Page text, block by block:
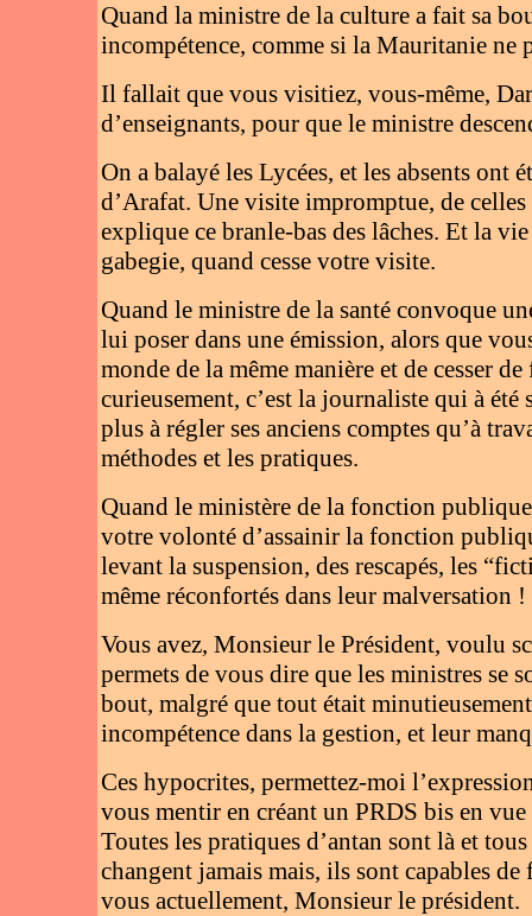
Quand la ministre de la culture a fait sa
incompétence, comme si la Mauritanie ne
Il fallait que vous visitiez, vous-même,
d’enseignants, pour que le ministre
On a balayé les Lycées, et les absents ont
d’Arafat. Une visite impromptue, de
explique ce branle-bas des lâches. Et la
gabegie, quand cesse votre visite.
Quand le ministre de la santé convoque
lui poser dans une émission, alors que
monde de la même manière et de cesser
curieusement, c’est la journaliste qui à
plus à régler ses anciens comptes qu’à
méthodes et les pratiques.
Quand le ministère de la fonction
votre volonté d’assainir la fonction
levant la suspension, des rescapés, les
même réconfortés dans leur malversation !
Vous avez, Monsieur le Président, voulu
permets de vous dire que les ministres se
bout, malgré que tout était
incompétence dans la gestion, et leur
Ces hypocrites, permettez-moi
vous mentir en créant un PRDS bis en
Toutes les pratiques d’antan sont là et
changent jamais mais, ils sont capables
vous actuellement, Monsieur le président.